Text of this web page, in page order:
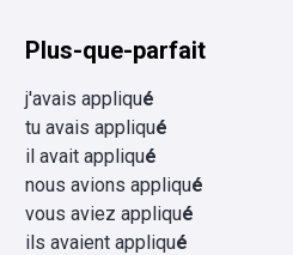
Plus-que-parfait
j'avais appliqué
tu avais appliqué
il avait appliqué
nous avions appliqué
vous aviez appliqué
ils avaient appliqué